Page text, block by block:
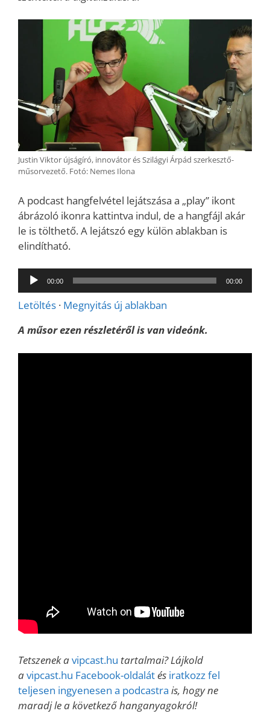
Justin Viktor újságíró, innovátor és Szilágyi Árpád szerkesztő-
műsorvezető. Fotó: Nemes Ilona
A podcast hangfelvétel lejátszása a „play” ikont
ábrázoló ikonra kattintva indul, de a hangfájl akár
le is tölthető. A lejátszó egy külön ablakban is
elindítható.
Audió
lejátszó
00:00 00:00
Letöltés · Megnyitás új ablakban
A műsor ezen részletéről is van videónk.
Tetszenek avipcast.hu tartalmai? Lájkold
avipcast.hu Facebook-oldalátés iratkozz fel
teljesen ingyenesen a podcastra is, hogy ne
maradj le a következő hanganyagokról!